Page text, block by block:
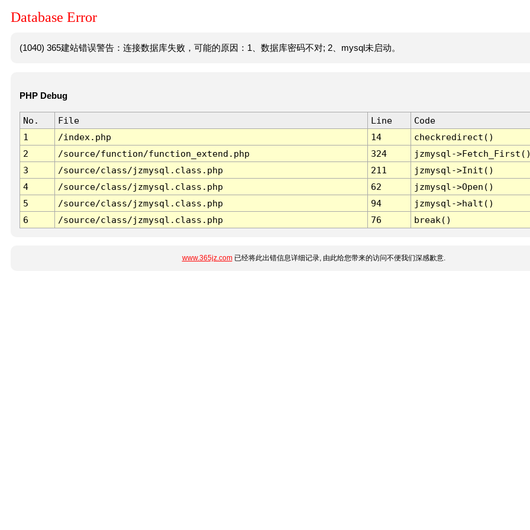
Database Error
(1040) 365建站错误警告：连接数据库失败，可能的原因：1、数据库密码不对; 2、mysql未启动。
PHP Debug
No. File Line
Code
1
/index.php 14
checkredirect()
2
/source/function/function_extend.php 324
jzmysql-
3
/source/class/jzmysql.class.php 211
jzmysql->Init()
4
/source/class/jzmysql.class.php 62
jzmysql->Open()
5
/source/class/jzmysql.class.php 94
jzmysql->halt()
6
/source/class/jzmysql.class.php 76 break()
www.365jz.com已经将此出错信息详细记录, 由此给您带来的访问不便我们深感歉意.